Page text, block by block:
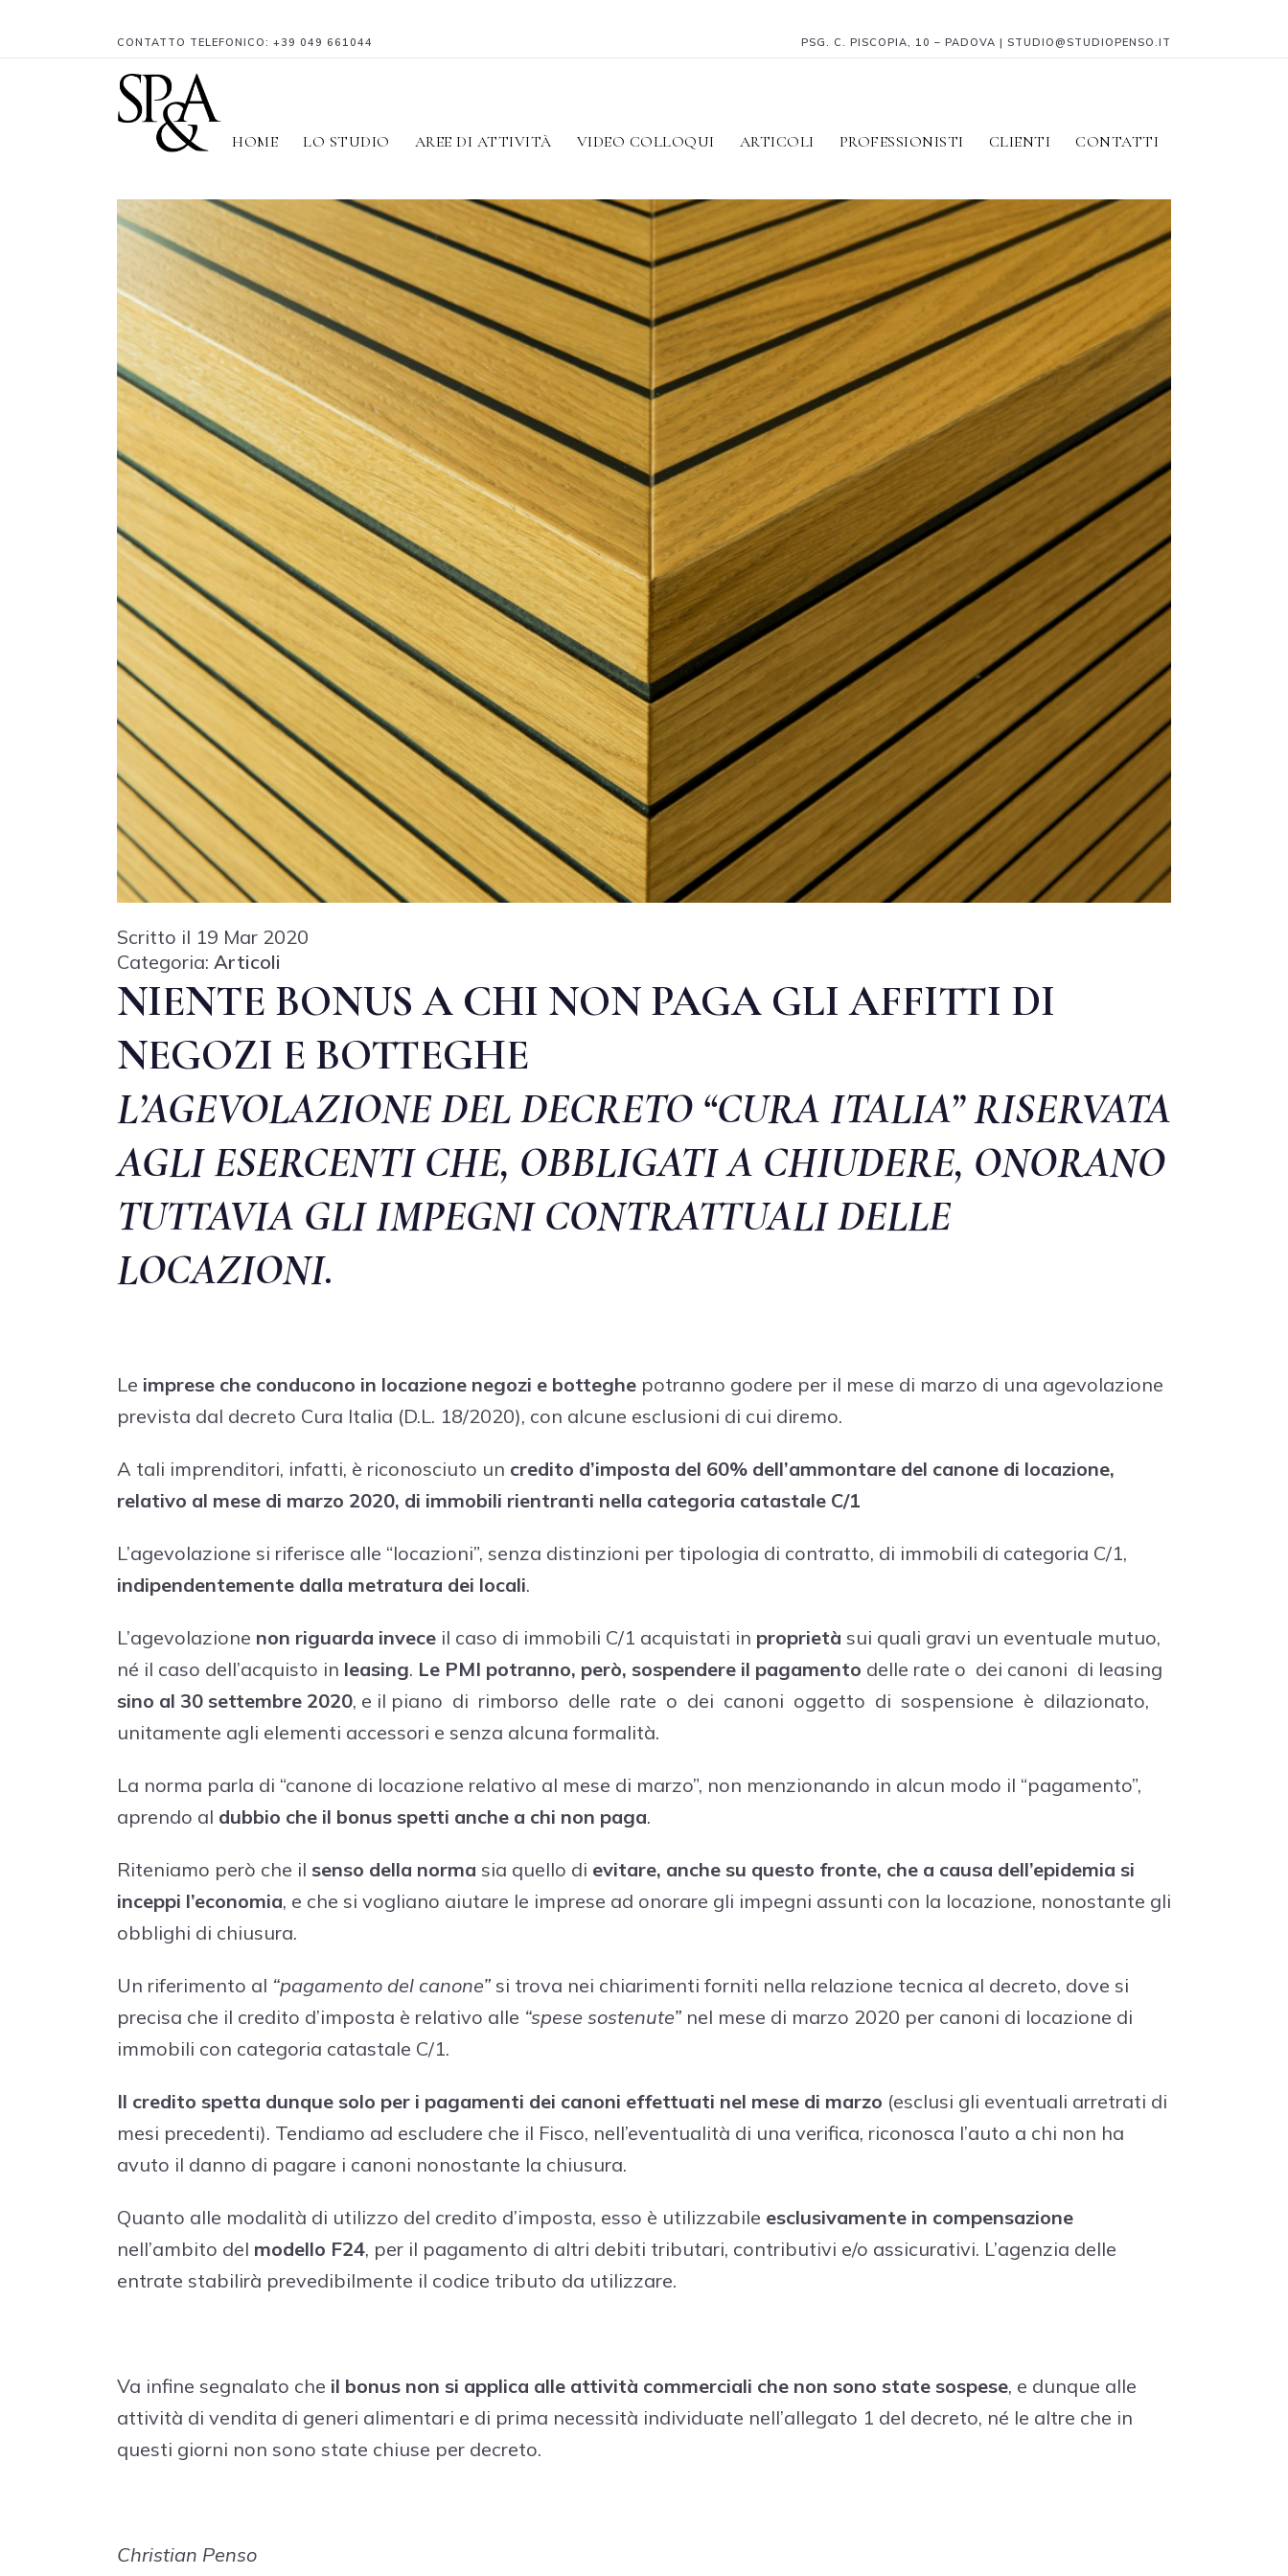
CONTATTO TELEFONICO: +39 049 661044 PSG. C. PISCOPIA, 10 – PADOVA | STUDIO@STUDIOPENSO.IT
HOME LO STUDIO AREE DI ATTIVITÀ VIDEO COLLOQUI ARTICOLI PROFESSIONISTI CLIENTI CONTATTI
Scritto il 19 Mar 2020
Categoria: Articoli
NIENTE BONUS A CHI NON PAGA GLI AFFITTI DI
NEGOZI E BOTTEGHE
L’AGEVOLAZIONE DEL DECRETO “CURA ITALIA” RISERVATA
AGLI ESERCENTI CHE, OBBLIGATI A CHIUDERE, ONORANO
TUTTAVIA GLI IMPEGNI CONTRATTUALI DELLE
LOCAZIONI.
Le imprese che conducono in locazione negozi e botteghe potranno godere per il mese di marzo di una agevolazione
prevista dal decreto Cura Italia (D.L. 18/2020), con alcune esclusioni di cui diremo.
A tali imprenditori, infatti, è riconosciuto un credito d’imposta del 60% dell’ammontare del canone di locazione,
relativo al mese di marzo 2020, di immobili rientranti nella categoria catastale C/1
L’agevolazione si riferisce alle “locazioni”, senza distinzioni per tipologia di contratto, di immobili di categoria C/1,
indipendentemente dalla metratura dei locali.
L’agevolazione non riguarda invece il caso di immobili C/1 acquistati in proprietà sui quali gravi un eventuale mutuo,
né il caso dell’acquisto in leasing. Le PMI potranno, però, sospendere il pagamento delle rate o dei canoni di leasing
sino al 30 settembre 2020, e il piano di rimborso delle rate o dei canoni oggetto di sospensione è dilazionato,
unitamente agli elementi accessori e senza alcuna formalità.
La norma parla di “canone di locazione relativo al mese di marzo”, non menzionando in alcun modo il “pagamento”,
aprendo al dubbio che il bonus spetti anche a chi non paga.
Riteniamo però che il senso della norma sia quello di evitare, anche su questo fronte, che a causa dell’epidemia si
inceppi l’economia, e che si vogliano aiutare le imprese ad onorare gli impegni assunti con la locazione, nonostante gli
obblighi di chiusura.
Un riferimento al “pagamento del canone” si trova nei chiarimenti forniti nella relazione tecnica al decreto, dove si
precisa che il credito d’imposta è relativo alle “spese sostenute” nel mese di marzo 2020 per canoni di locazione di
immobili con categoria catastale C/1.
Il credito spetta dunque solo per i pagamenti dei canoni effettuati nel mese di marzo (esclusi gli eventuali arretrati di
mesi precedenti). Tendiamo ad escludere che il Fisco, nell’eventualità di una verifica, riconosca l’auto a chi non ha
avuto il danno di pagare i canoni nonostante la chiusura.
Quanto alle modalità di utilizzo del credito d’imposta, esso è utilizzabile esclusivamente in compensazione
nell’ambito del modello F24, per il pagamento di altri debiti tributari, contributivi e/o assicurativi. L’agenzia delle
entrate stabilirà prevedibilmente il codice tributo da utilizzare.
Va infine segnalato che il bonus non si applica alle attività commerciali che non sono state sospese, e dunque alle
attività di vendita di generi alimentari e di prima necessità individuate nell’allegato 1 del decreto, né le altre che in
questi giorni non sono state chiuse per decreto.
Christian Penso